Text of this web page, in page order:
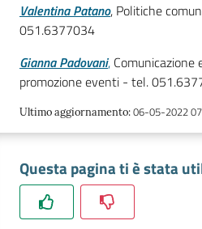
Orientamento
al
lavoro
Innovazione
Valentina Patano, Politiche
051.6377034
Gianna Padovani, Comunicazione
promozione eventi - tel.
Ultimo aggiornamento:06-05-2022
Questa pagina ti è stata